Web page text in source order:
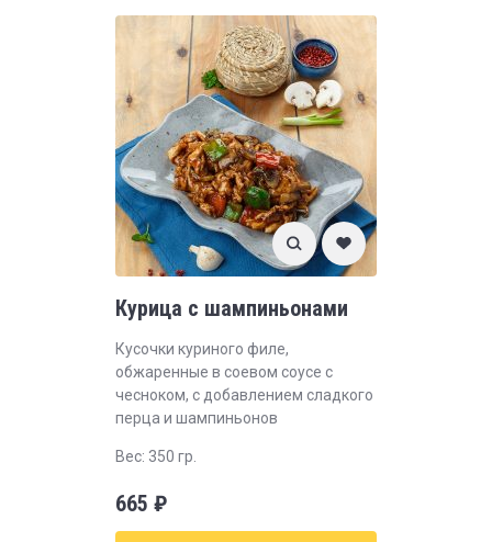
Курица с шампиньонами
Кусочки куриного филе,
обжаренные в соевом соусе с
чесноком, с добавлением сладкого
перца и шампиньонов
Вес: 350 гр.
665 ₽